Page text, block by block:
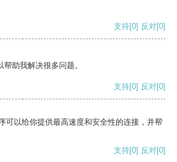
支持[0] 反对[0]
助我解决很多问题。
支持[0] 反对[0]
可以给你提供最高速度和安全性的连接，并帮
支持[0] 反对[0]